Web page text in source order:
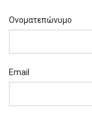
Ονοματεπώνυμο
Email